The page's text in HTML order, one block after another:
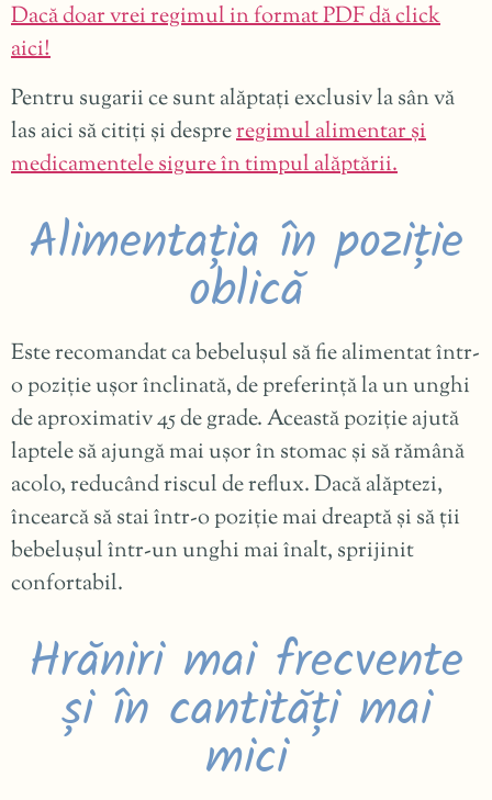
Dacă doar vrei regimul in format PDF dă click
aici!
Pentru sugarii ce sunt alăptați exclusiv la sân vă
las aici să citiți și despreregimul alimentar și
medicamentele sigure în timpul alăptării.
Alimentația în poziție
oblică
Este recomandat ca bebelușul să fie alimentat într-
o poziție ușor înclinată, de preferință la un unghi
de aproximativ 45 de grade. Această poziție ajută
laptele să ajungă mai ușor în stomac și să rămână
acolo, reducând riscul de reflux. Dacă alăptezi,
încearcă să stai într-o poziție mai dreaptă și să ții
bebelușul într-un unghi mai înalt, sprijinit
confortabil.
Hrăniri mai frecvente
și în cantități mai
mici